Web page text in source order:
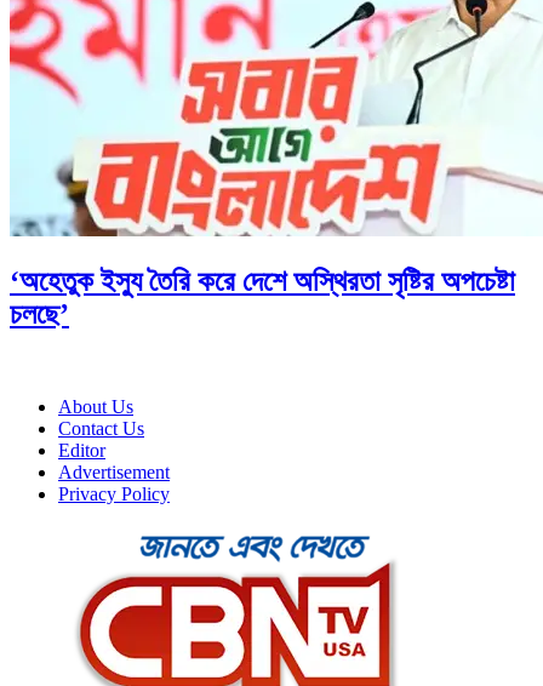
‘অহেতুক ইস্যু তৈরি করে দেশে অস্থিরতা সৃষ্টির অপচেষ্টা
চলছে’
About Us
Contact Us
Editor
Advertisement
Privacy Policy